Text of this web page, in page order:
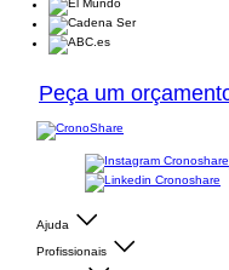
Peça um
Ajuda
Profissionais